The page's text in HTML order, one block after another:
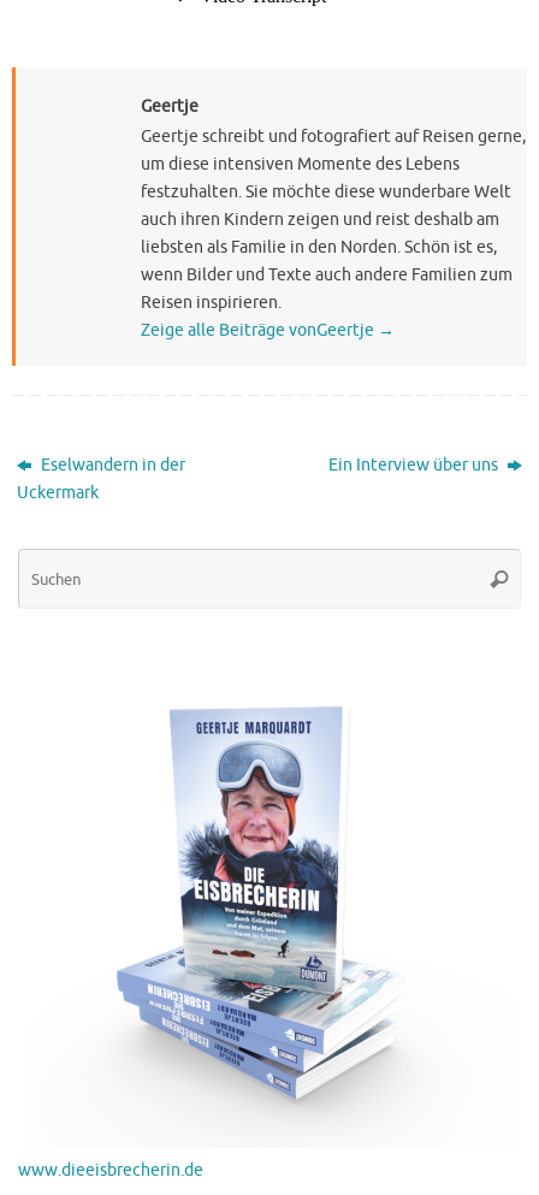
Geertje
Geertje schreibt und fotografiert auf Reisen gerne,
um diese intensiven Momente des Lebens
festzuhalten. Sie möchte diese wunderbare Welt
auch ihren Kindern zeigen und reist deshalb am
liebsten als Familie in den Norden. Schön ist es,
wenn Bilder und Texte auch andere Familien zum
Reisen inspirieren.
Zeige alle Beiträge vonGeertje →
Eselwandern in der
Uckermark
Ein Interview über uns
www.dieeisbrecherin.de